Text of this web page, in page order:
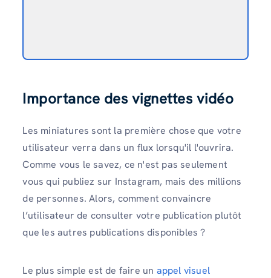
Importance des vignettes vidéo
Les miniatures sont la première chose que votre
utilisateur verra dans un flux lorsqu'il l'ouvrira.
Comme vous le savez, ce n'est pas seulement
vous qui publiez sur Instagram, mais des millions
de personnes. Alors, comment convaincre
l’utilisateur de consulter votre publication plutôt
que les autres publications disponibles ?
Le plus simple est de faire un appel visuel